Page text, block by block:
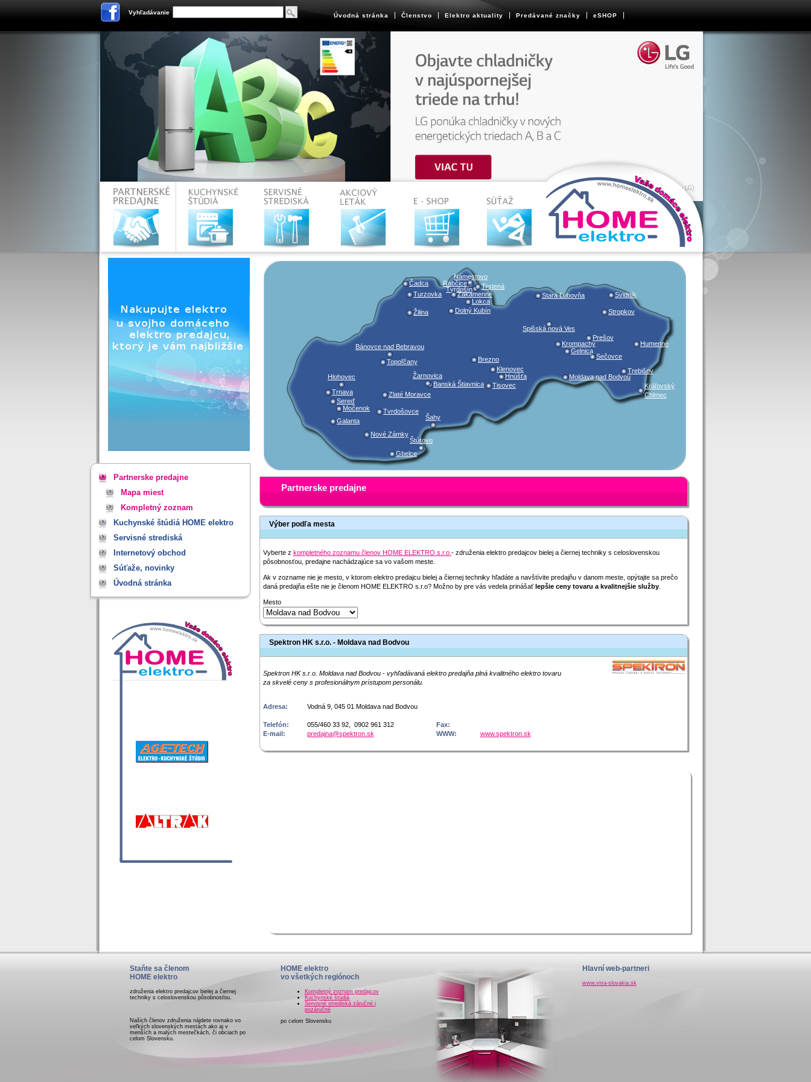
Vyhľadávanie Úvodná stránka Členstvo Elektro aktuality Predávané značky eSHOP
Partnerske predajne
Mapa miest
Kompletný zoznam
Kuchynské štúdiá HOME elektro
Servisné strediská
Internetový obchod
Súťaže, novinky
Úvodná stránka
Bánovce nad Bebravou
Banská Štiavnica
Brezno
Čadca
Dolný Kubín
Galanta
Gbelce
Gelnica
Hlohovec Hnúšťa
Humenné
Klenovec
Kráľovský
Chlmec
Krompachy
Lokca
Močenok
Moldava nad Bodvou
Námestovo
Tvrdošín
Trstená
Nové Zámky
Prešov
Rabčice
Sečovce
Sereď
Spišská nová Ves
Stará Ľubovňa
Stropkov
Svidník
Šahy
Štúrovo
Tisovec
Topoľčany
Trebišov
Trnava
Turzovka
Tvrdošovce
Zakamenné
Zlaté Moravce
Žarnovica
Žilina
Partnerske predajne
Výber podľa mesta
Vyberte z kompletného zoznamu členov HOME ELEKTRO s.r.o. - združenia elektro predajcov bielej a čiernej techniky s celoslovenskou
pôsobnosťou, predajne nachádzajúce sa vo vašom meste.
Ak v zozname nie je mesto, v ktorom elektro predajcu bielej a čiernej techniky hľadáte a navštívite predajňu v danom meste, opýtajte sa prečo
daná predajňa ešte nie je členom HOME ELEKTRO s.r.o? Možno by pre vás vedela prinášaťlepšie ceny tovaru a kvalitnejšie služby.
Mesto
Spektron HK s.r.o. - Moldava nad Bodvou
Spektron HK s.r.o. Moldava nad Bodvou - vyhľadávaná elektro predajňa plná kvalitného elektro tovaru
za skvelé ceny s profesionálnym prístupom personálu.
Adresa: Vodná 9, 045 01 Moldava nad Bodvou
Telefón: 055/460 33 92, 0902 961 312
Fax:
E-mail:
predajna@spektron.sk WWW: www.spektron.sk
Staňte sa členom
HOME elektro
združenia elektro predajcov bielej a čiernej
techniky s celoslovenskou pôsobnosťou.
Našich členov združenia nájdete rovnako vo
veľkých slovenských mestách ako aj v
menších a malých mestečkách, či obciach po
celom Slovensku.
HOME elektro
vo všetkých regiónoch
Kompletný zoznam predajcov
Kuchynské štúdiá
Servisné strediská záručné i
pozáručné
po celom Slovensku
Hlavní web-partneri
www.viva-slovakia.sk